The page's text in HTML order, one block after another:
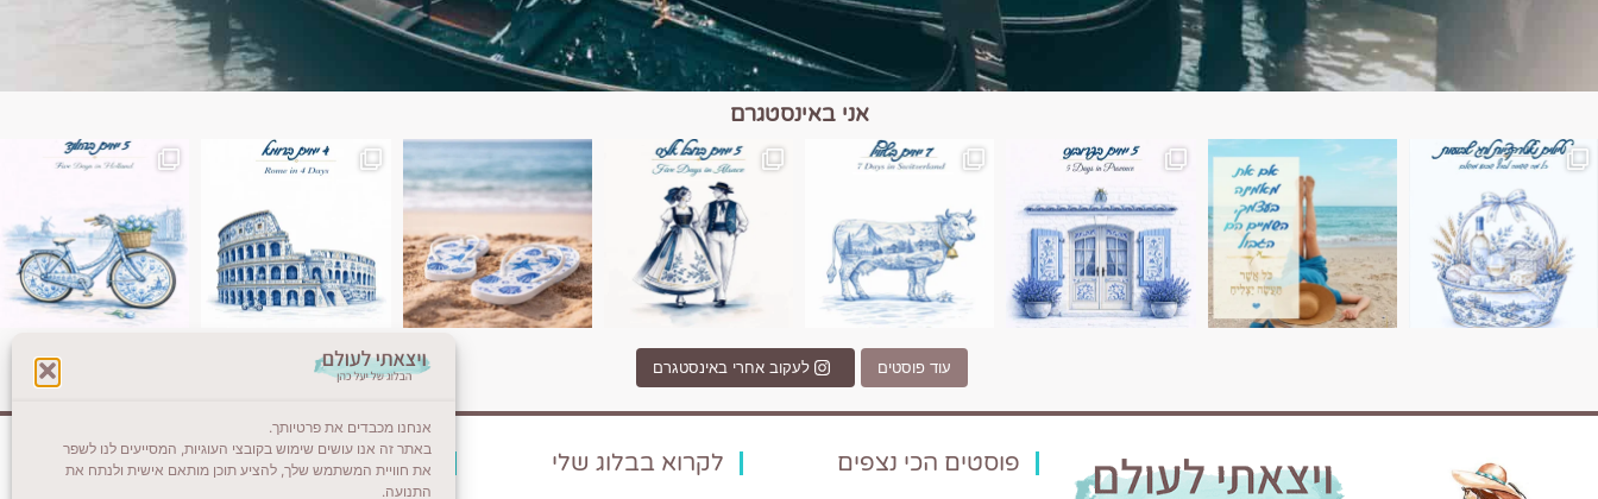
אנחנו מכבדים את פרטיותך.
באתר זה אנו עושים שימוש בקובצי העוגיות, המסייעים לנו לשפר
את חוויית המשתמש שלך, להציע תוכן מותאם אישית ולנתח את
התנועה.
אני באינסטגרם
השמים הם הגבול 💙🩵 טיול בין כפרים, יין ונופים בחבל אלזס צרפת
יש רגע כזה בחופשה שבו הכל נהיה פשוט יותר. החול, הי
יש ערים בעולם שמרגישות כמו מסע בזמן. רומא היא אחתInstagram post 18087423191462101
עוד פוסטים לעקוב אחרי באינסטגרם
פוסטים הכי נצפים לקרוא בבלוג שלי צרו קשר (לא בשבת)